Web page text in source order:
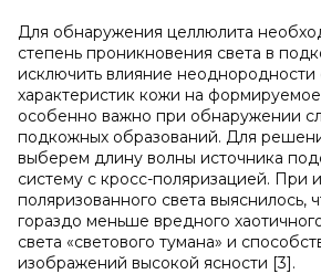
Для обнаружения целлюлита
степень проникновения света в
исключить влияние неоднородности
характеристик кожи на
особенно важно при обнаружении
подкожных образований. Для
выберем длину волны источника
систему с кросс-поляризацией. При
поляризованного света выяснилось,
гораздо меньше вредного
света «светового тумана» и
изображений высокой ясности [3].